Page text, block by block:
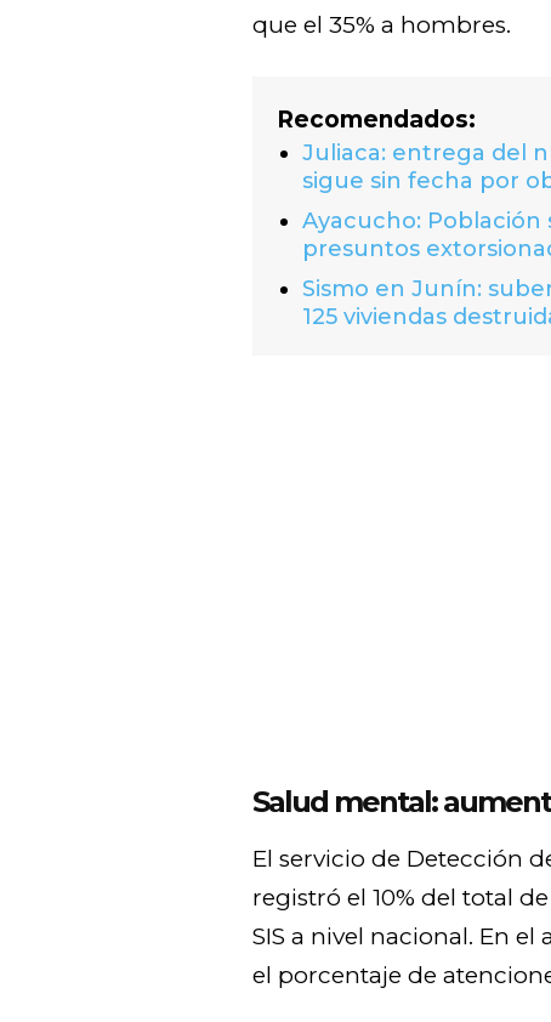
que el 35% a hombres.
Recomendados:
Juliaca: entrega del
sigue sin fecha por
Ayacucho:
presuntos
Sismo en Junín:
125 viviendas
Salud mental:
El servicio de Detección
registró el 10% del total
SIS a nivel nacional. En el
el porcentaje de